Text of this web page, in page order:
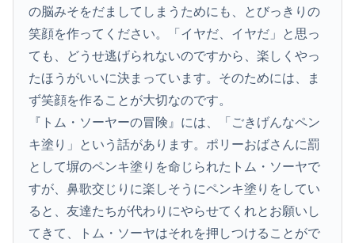
の脳みそをだましてしまうためにも、とびっきりの
笑顔を作ってください。「イヤだ、イヤだ」と思っ
ても、どうせ逃げられないのですから、楽しくやっ
たほうがいいに決まっています。そのためには、ま
ず笑顔を作ることが大切なのです。
『トム・ソーヤーの冒険』には、「ごきげんなペン
キ塗り」という話があります。ポリーおばさんに罰
として塀のペンキ塗りを命じられたトム・ソーヤで
すが、鼻歌交じりに楽しそうにペンキ塗りをしてい
ると、友達たちが代わりにやらせてくれとお願いし
てきて、トム・ソーヤはそれを押しつけることがで